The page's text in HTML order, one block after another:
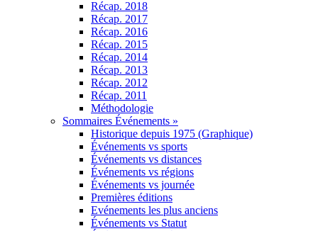
Récap. 2018
Récap. 2017
Récap. 2016
Récap. 2015
Récap. 2014
Récap. 2013
Récap. 2012
Récap. 2011
Méthodologie
Sommaires Événements »
Historique depuis 1975 (Graphique)
Événements vs sports
Événements vs distances
Événements vs régions
Événements vs journée
Premières éditions
Evénements les plus anciens
Événements vs Statut